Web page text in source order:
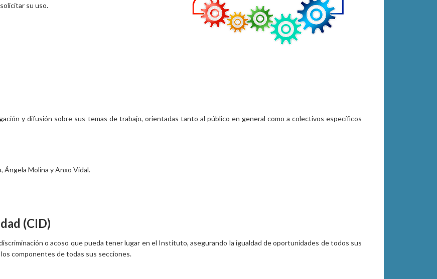
su uso.
y difusión sobre sus temas de trabajo, orientadas tanto al público en general como a colectivos específicos
Ángela Molina y Anxo Vidal.
(CID)
o acoso que pueda tener lugar en el Instituto, asegurando la igualdad de oportunidades de todos sus
componentes de todas sus secciones.